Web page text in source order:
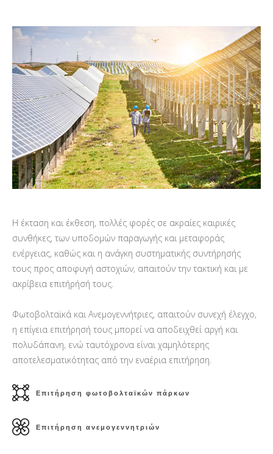
Η έκταση και έκθεση, πολλές φορές σε ακραίες καιρικές
συνθήκες, των υποδομών παραγωγής και μεταφοράς
ενέργειας, καθώς και η ανάγκη συστηματικής συντήρησής
τους προς αποφυγή αστοχιών, απαιτούν την τακτική και με
ακρίβεια επιτήρήσή τους.
Φωτοβολταϊκά και Ανεμογεννήτριες, απαιτούν συνεχή έλεγχο,
η επίγεια επιτήρησή τους μπορεί να αποδειχθεί αργή και
πολυδάπανη, ενώ ταυτόχρονα είναι χαμηλότερης
αποτελεσματικότητας από την εναέρια επιτήρηση.
Επιτήρηση φωτοβολταϊκών πάρκων
Επιτήρηση ανεμογεννητριών